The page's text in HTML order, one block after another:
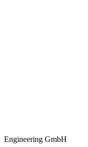
Engineering GmbH